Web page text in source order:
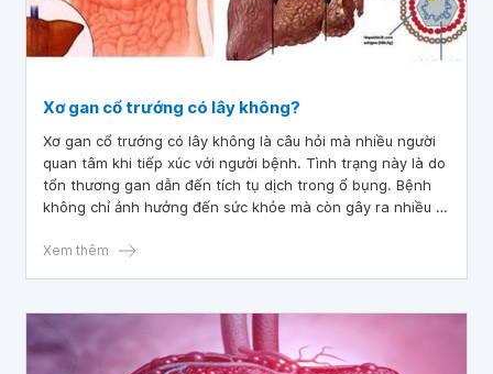
Xơ gan cổ trướng có lây không?
Xơ gan cổ trướng có lây không là câu hỏi mà nhiều người
quan tâm khi tiếp xúc với người bệnh. Tình trạng này là do
tổn thương gan dẫn đến tích tụ dịch trong ổ bụng. Bệnh
không chỉ ảnh hưởng đến sức khỏe mà còn gây ra nhiều lo
này như thế nào? Hãy cùng tìm hiểu rõ hơn trong bài viết
Xem thêm